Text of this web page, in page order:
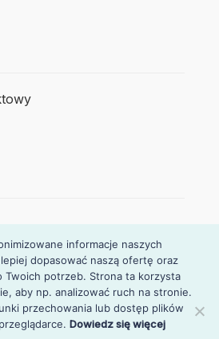
informacje naszych
dopasować naszą ofertę oraz
Twoich potrzeb. Strona ta korzysta
aby np. analizować ruch na stronie.
przechowania lub dostęp plików
Dowiedz się więcej